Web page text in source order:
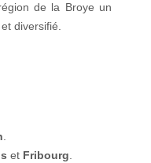
de la Broye un
diversifié.
et Fribourg